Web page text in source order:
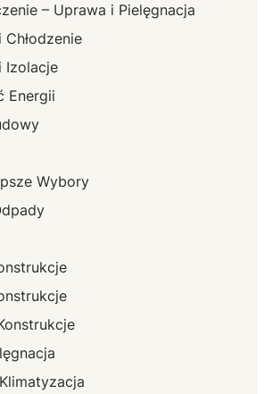
– Uprawa i Pielęgnacja
Izolacje
Energii
Wybory